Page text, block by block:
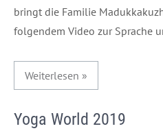
bringt die Familie
folgendem Video zur Sprache
Weiterlesen »
Yoga World 2019